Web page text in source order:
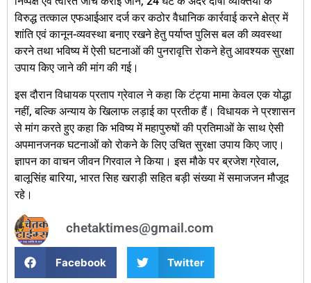
विरुद्ध तत्काल एफआईआर दर्ज कर कठोर वैधानिक कार्रवाई करने क्षेत्र में
शांति एवं कानून-व्यवस्था बनाए रखने हेतु पर्याप्त पुलिस बल की व्यवस्था
करने तथा भविष्य में ऐसी घटनाओं की पुनरावृत्ति रोकने हेतु आवश्यक सुरक्षा
उपाय किए जाने की मांग की गई।
इस दौरान विधायक प्रताप ग्रेवाल ने कहा कि टंट्या मामा केवल एक योद्धा
नहीं, बल्कि अन्याय के खिलाफ लड़ाई का प्रतीक हैं। विधायक ने प्रशासन
से मांग करते हुए कहा कि भविष्य में महापुरुषों की प्रतिमाओं के साथ ऐसी
अपमानजनक घटनाओं को रोकने के लिए उचित सुरक्षा उपाय किए जाए।
ज्ञापन का वाचन जीवन गिरवाल ने किया। इस मौके पर ब्रजेश ग्रेवाल,
बालूसिंह बारिया, भारत सिह खराड़ी सहित बड़ी संख्या में समाजजन मौजूद
रहे।
chetaktimes@gmail.com
Facebook Twitter